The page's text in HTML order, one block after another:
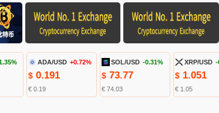
ADA/USD +0.72%
$0.191
€ 0.19
SOL/USD -0.31%
$ 73.77
€ 74.03
XRP/USD -
$ 1.051
€ 1.05